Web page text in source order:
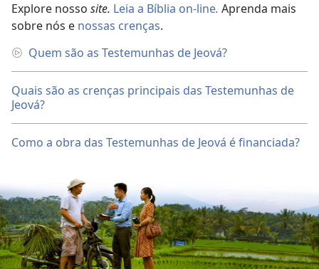
Explore nosso site. Leia a Bíblia on-line. Aprenda mais
sobre nós e nossas crenças.
Quem são as Testemunhas de Jeová?
Quais são as crenças principais das Testemunhas de
Jeová?
Como a obra das Testemunhas de Jeová é financiada?